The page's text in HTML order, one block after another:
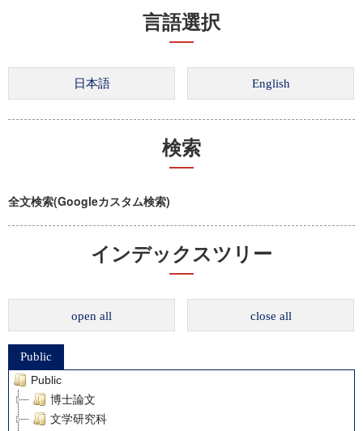
言語選択
検索
全文検索(Googleカスタム検索)
インデックスツリー
open all close all
Public
Public
博士論文
文学研究科